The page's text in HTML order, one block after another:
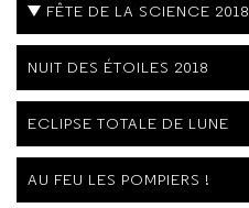
FÊTE DE LA SCIENCE 2018
NUIT DES ÉTOILES 2018
ECLIPSE TOTALE DE LUNE
AU FEU LES POMPIERS !